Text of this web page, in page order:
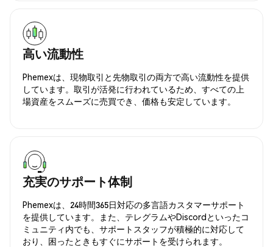
高い流動性
Phemexは、現物取引と先物取引の両方で高い流動性を提供
しています。取引が活発に行われているため、すべての上
場資産をスムーズに売買でき、価格も安定しています。
充実のサポート体制
Phemexは、24時間365日対応の多言語カスタマーサポート
を提供しています。また、テレグラムやDiscordといったコ
ミュニティ内でも、サポートスタッフが積極的に対応して
おり、困ったときもすぐにサポートを受けられます。